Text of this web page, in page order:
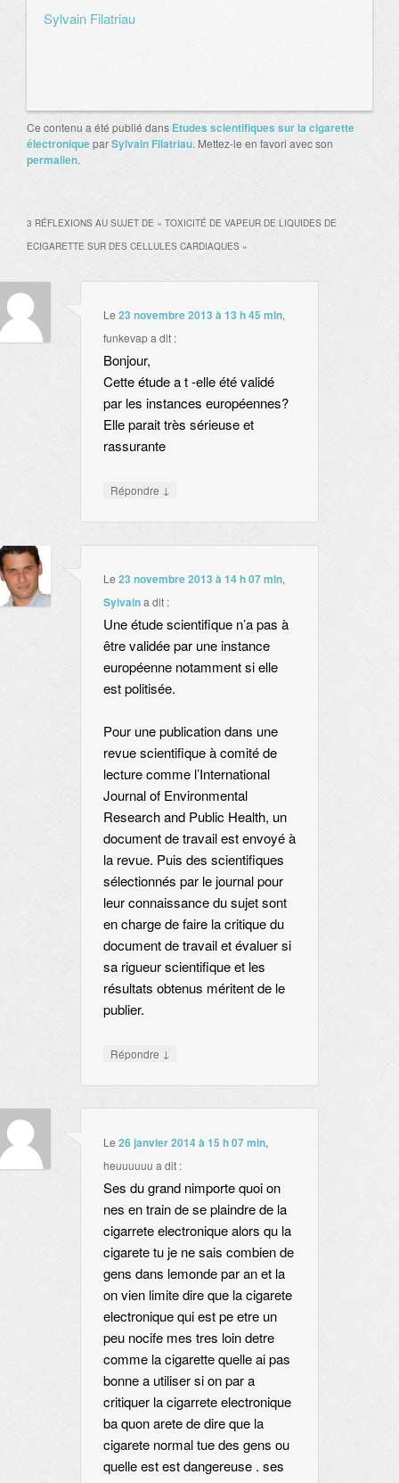
Sylvain Filatriau
Ce contenu a été publié dans Etudes scientifiques sur la cigarette
électroniqueparSylvain Filatriau. Mettez-le en favori avec son
permalien.
3 RÉFLEXIONS AU SUJET DE « TOXICITÉ DE VAPEUR DE LIQUIDES DE
ECIGARETTE SUR DES CELLULES CARDIAQUES »
Le 23 novembre 2013 à 13 h 45 min,
funkevapa dit :
Bonjour,
Cette étude a t -elle été validé
par les instances européennes?
Elle parait très sérieuse et
rassurante
Répondre ↓
Le 23 novembre 2013 à 14 h 07 min,
Sylvaina dit :
Une étude scientifique n’a pas à
être validée par une instance
européenne notamment si elle
est politisée.
Pour une publication dans une
revue scientifique à comité de
lecture comme l’International
Journal of Environmental
Research and Public Health, un
document de travail est envoyé à
la revue. Puis des scientifiques
sélectionnés par le journal pour
leur connaissance du sujet sont
en charge de faire la critique du
document de travail et évaluer si
sa rigueur scientifique et les
résultats obtenus méritent de le
publier.
Répondre ↓
Le 26 janvier 2014 à 15 h 07 min,
heuuuuuu a dit :
Ses du grand nimporte quoi on
nes en train de se plaindre de la
cigarrete electronique alors qu la
cigarete tu je ne sais combien de
gens dans lemonde par an et la
on vien limite dire que la cigarete
electronique qui est pe etre un
peu nocife mes tres loin detre
comme la cigarette quelle ai pas
bonne a utiliser si on par a
critiquer la cigarrete electronique
ba quon arete de dire que la
cigarete normal tue des gens ou
quelle est est dangereuse . ses